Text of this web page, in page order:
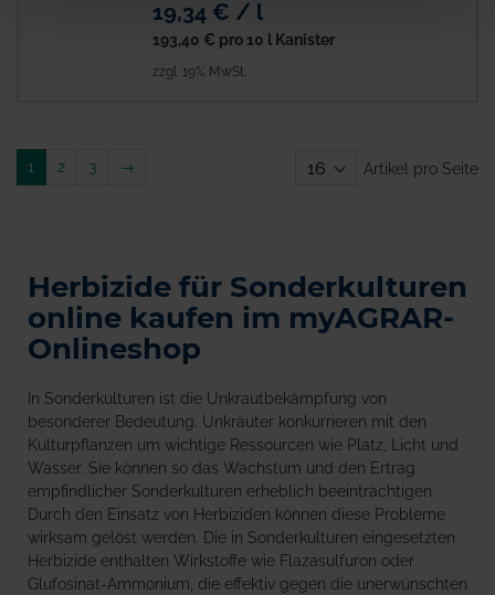
19,34 € / l
193,40 € pro 10 l Kanister
zzgl. 19% MwSt.
1 2 3 Weiter
→ Artikel pro Seite
Herbizide für Sonderkulturen
online kaufen im myAGRAR-
Onlineshop
In Sonderkulturen ist die Unkrautbekämpfung von
besonderer Bedeutung. Unkräuter konkurrieren mit den
Kulturpflanzen um wichtige Ressourcen wie Platz, Licht und
Wasser. Sie können so das Wachstum und den Ertrag
empfindlicher Sonderkulturen erheblich beeinträchtigen.
Durch den Einsatz von Herbiziden können diese Probleme
wirksam gelöst werden. Die in Sonderkulturen eingesetzten
Herbizide enthalten Wirkstoffe wie Flazasulfuron oder
Glufosinat-Ammonium, die effektiv gegen die unerwünschten